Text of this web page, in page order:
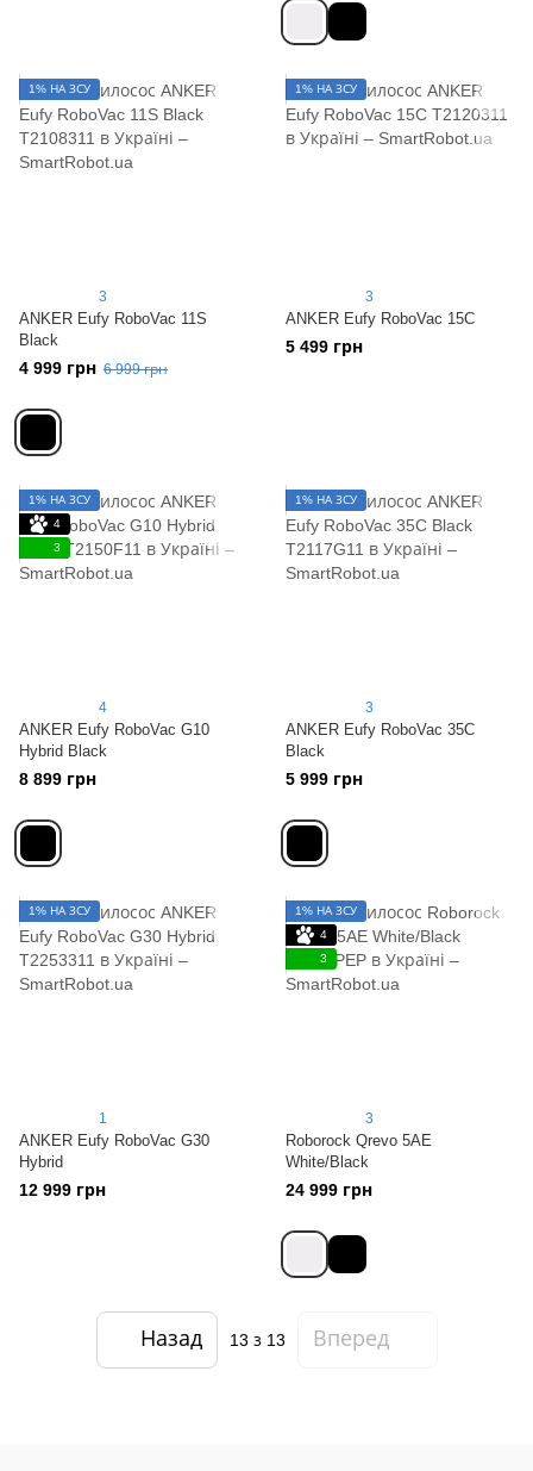
1% НА ЗСУ
3
ANKER Eufy RoboVac 11S
Black
4 999 грн 6 999 грн
1% НА ЗСУ
3
ANKER Eufy RoboVac 15C
5 499 грн
1% НА ЗСУ
4
3
4
ANKER Eufy RoboVac G10
Hybrid Black
8 899 грн
1% НА ЗСУ
3
ANKER Eufy RoboVac 35C
Black
5 999 грн
1% НА ЗСУ
1
ANKER Eufy RoboVac G30
Hybrid
12 999 грн
1% НА ЗСУ
4
3
3
Roborock Qrevo 5AE
White/Black
24 999 грн
Назад 13 з 13 Вперед